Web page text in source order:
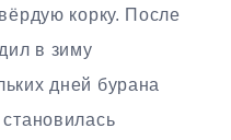
корку. После
в зиму
дней бурана